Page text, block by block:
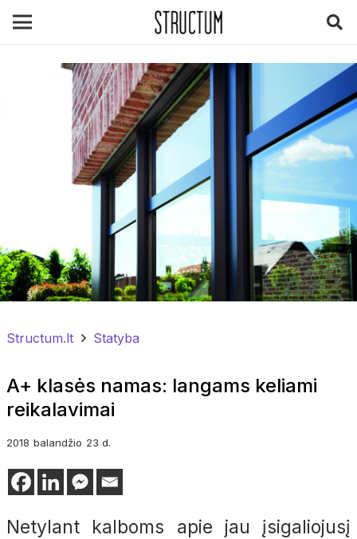
Structum.lt Statyba
A+ klasės namas: langams keliami
reikalavimai
2018 balandžio 23 d.
Netylant kalboms apie jau įsigaliojusį